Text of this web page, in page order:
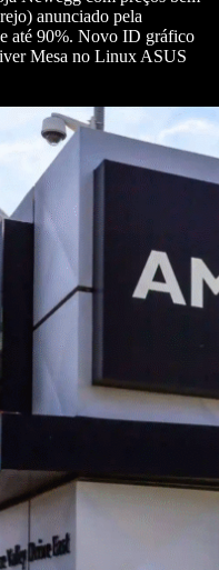
anunciado pela
até 90%. Novo ID gráfico
Mesa no Linux ASUS